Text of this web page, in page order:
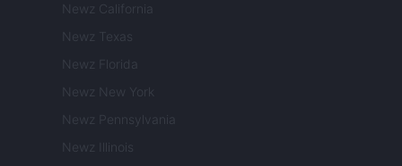
Newz California
Newz Texas
Newz Florida
Newz New York
Newz Pennsylvania
Newz Illinois